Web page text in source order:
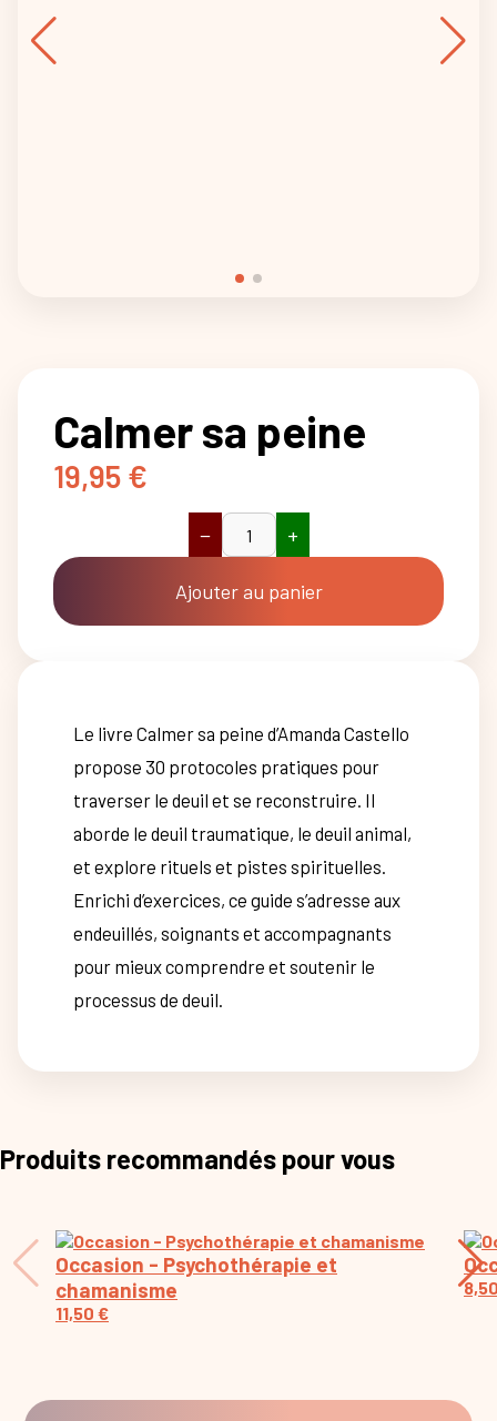
Calmer sa peine
19,95 €
quantité
Calmer
sa
peine
− +
Ajouter au panier
Le livre Calmer sa peine d’Amanda Castello
propose 30 protocoles pratiques pour
traverser le deuil et se reconstruire. Il
aborde le deuil traumatique, le deuil animal,
et explore rituels et pistes spirituelles.
Enrichi d’exercices, ce guide s’adresse aux
endeuillés, soignants et accompagnants
pour mieux comprendre et soutenir le
processus de deuil.
Produits recommandés pour vous
Occasion - Psychothérapie et
chamanisme
11,50 €